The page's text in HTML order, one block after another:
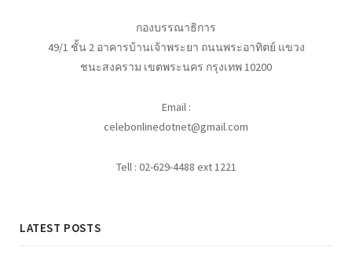
กองบรรณาธิการ
49/1 ชั้น 2 อาคารบ้านเจ้าพระยา ถนนพระอาทิตย์ แขวง
ชนะสงคราม เขตพระนคร กรุงเทพ 10200
Email :
celebonlinedotnet@gmail.com
Tell : 02-629-4488 ext 1221
LATEST POSTS